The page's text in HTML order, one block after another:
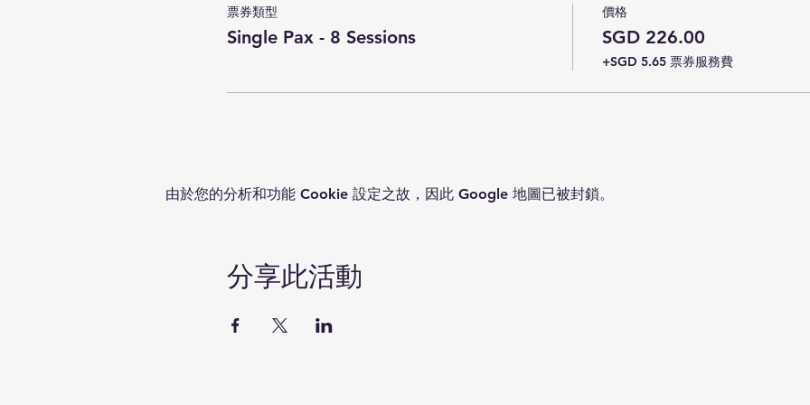
票券類型
Single Pax - 8 Sessions
價格
SGD 226.00
+SGD 5.65 票券服務費
由於您的分析和功能 Cookie 設定之故，因此 Google 地圖已被封鎖。
分享此活動